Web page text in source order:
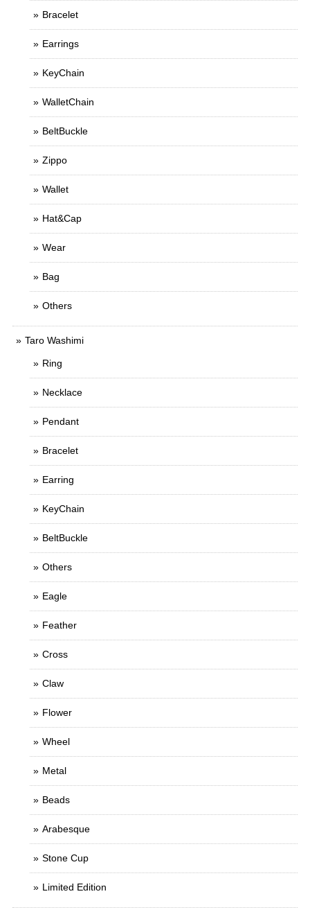
Bracelet
Earrings
KeyChain
WalletChain
BeltBuckle
Zippo
Wallet
Hat&Cap
Wear
Bag
Others
Taro Washimi
Ring
Necklace
Pendant
Bracelet
Earring
KeyChain
BeltBuckle
Others
Eagle
Feather
Cross
Claw
Flower
Wheel
Metal
Beads
Arabesque
Stone Cup
Limited Edition